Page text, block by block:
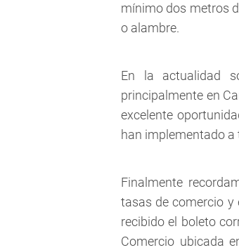
mínimo dos metros
o alambre.
En la actualidad
principalmente en
excelente
han implementado a
Finalmente
tasas de comercio y
recibido el boleto
Comercio ubicada